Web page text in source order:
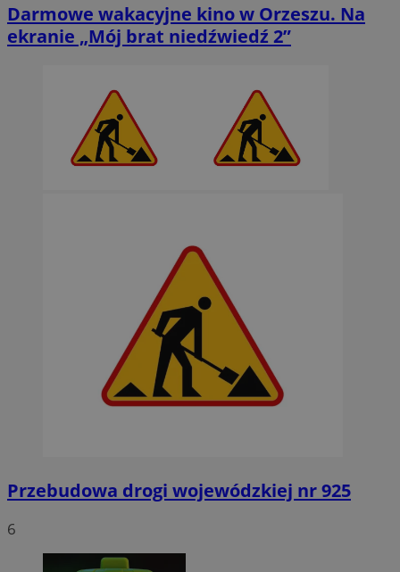
Darmowe wakacyjne kino w Orzeszu. Na
ekranie „Mój brat niedźwiedź 2”
Przebudowa drogi wojewódzkiej nr 925
6